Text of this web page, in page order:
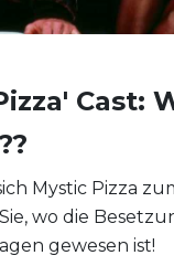
Cast:
Mystic Pizza
wo die
gewesen ist!